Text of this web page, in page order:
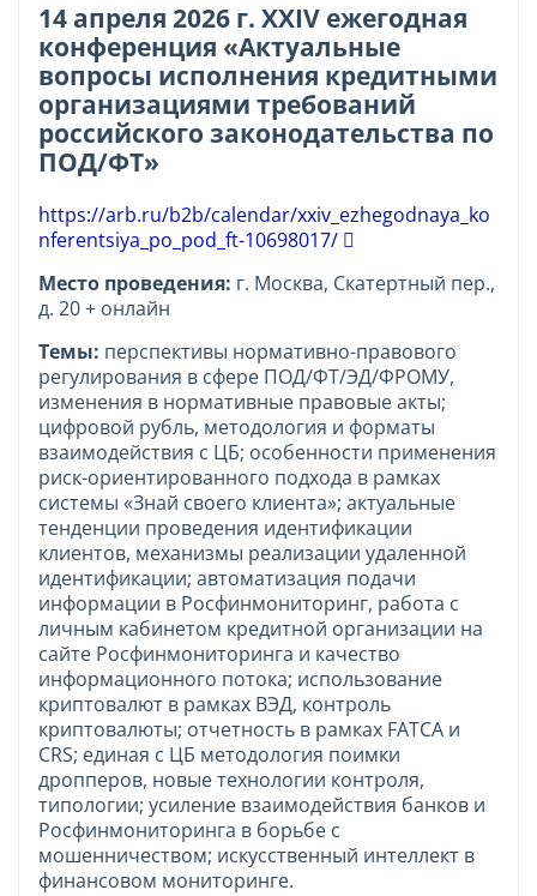
14 апреля 2026 г. XXIV ежегодная
конференция «Актуальные
вопросы исполнения кредитными
организациями требований
российского законодательства по
ПОД/ФТ»
https://arb.ru/b2b/calendar/xxiv_ezhegodnaya_ko
nferentsiya_po_pod_ft-10698017/
Место проведения: г. Москва, Скатертный пер.,
д. 20 + онлайн
Темы: перспективы нормативно-правового
регулирования в сфере ПОД/ФТ/ЭД/ФРОМУ,
изменения в нормативные правовые акты;
цифровой рубль, методология и форматы
взаимодействия с ЦБ; особенности применения
риск-ориентированного подхода в рамках
системы «Знай своего клиента»; актуальные
тенденции проведения идентификации
клиентов, механизмы реализации удаленной
идентификации; автоматизация подачи
информации в Росфинмониторинг, работа с
личным кабинетом кредитной организации на
сайте Росфинмониторинга и качество
информационного потока; использование
криптовалют в рамках ВЭД, контроль
криптовалюты; отчетность в рамках FATCA и
CRS; единая с ЦБ методология поимки
дропперов, новые технологии контроля,
типологии; усиление взаимодействия банков и
Росфинмониторинга в борьбе с
мошенничеством; искусственный интеллект в
финансовом мониторинге.